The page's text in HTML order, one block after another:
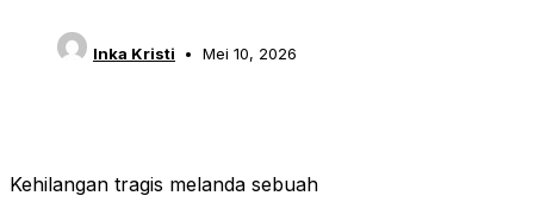
Inka Kristi Mei 10, 2026
Kehilangan tragis melanda sebuah